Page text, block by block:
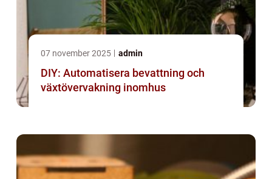
07 november 2025 admin
DIY: Automatisera bevattning och
växtövervakning inomhus